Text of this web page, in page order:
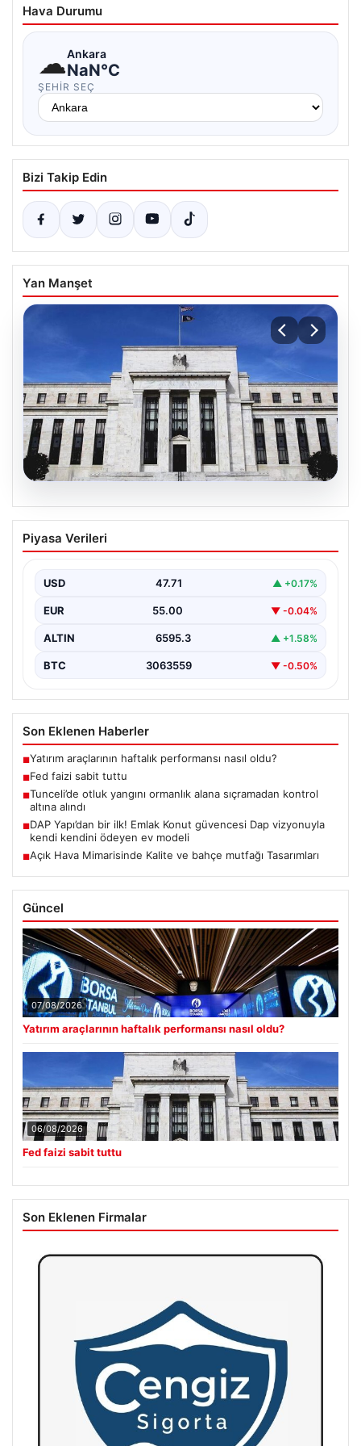
Hava Durumu
☁Ankara
NaN°C
ŞEHIR SEÇ
Bizi Takip Edin
Yan Manşet
06.08.2026
Fed faizi sabit tuttu
Piyasa Verileri
USD 47.71 ▲ +0.17%
EUR 55.00 ▼ -0.04%
ALTIN 6595.3 ▲ +1.58%
BTC 3063559 ▼ -0.50%
Son Eklenen Haberler
■Yatırım araçlarının haftalık performansı nasıl oldu?
■Fed faizi sabit tuttu
■Tunceli’de otluk yangını ormanlık alana sıçramadan kontrol
altına alındı
■DAP Yapı’dan bir ilk! Emlak Konut güvencesi Dap vizyonuyla
kendi kendini ödeyen ev modeli
■Açık Hava Mimarisinde Kalite ve bahçe mutfağı Tasarımları
Güncel
07/08/2026
Yatırım araçlarının haftalık performansı nasıl oldu?
06/08/2026
Fed faizi sabit tuttu
Son Eklenen Firmalar